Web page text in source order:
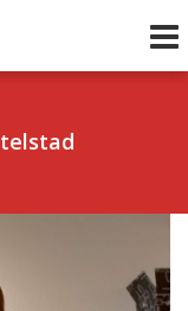
Volgend uur